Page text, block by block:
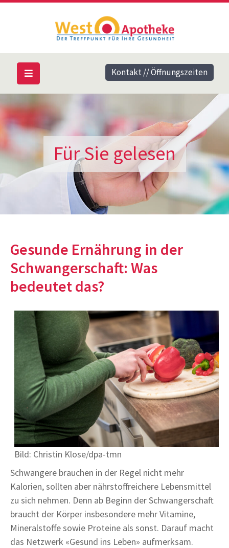
Für Sie gelesen
Gesunde Ernährung in der
Schwangerschaft: Was
bedeutet das?
Bild: Christin Klose/dpa-tmn
Schwangere brauchen in der Regel nicht mehr
Kalorien, sollten aber nährstoffreichere Lebensmittel
zu sich nehmen. Denn ab Beginn der Schwangerschaft
braucht der Körper insbesondere mehr Vitamine,
Mineralstoffe sowie Proteine als sonst. Darauf macht
das Netzwerk «Gesund ins Leben» aufmerksam.
Kontakt // Öffnungszeiten